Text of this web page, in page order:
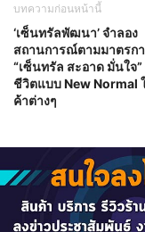
บทความก่อนหน้านี้
‘เซ็นทรัลพัฒนา’ จำลอง
สถานการณ์ตามมาตรก
“เซ็นทรัล สะอาด มั่นใจ
ชีวิตแบบ New Normal
ค้าต่างๆ